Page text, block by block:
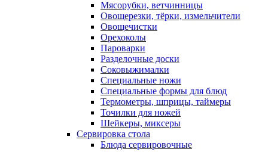
Мясорубки, ветчинницы
Овощерезки, тёрки, измельчители
Овощечистки
Орехоколы
Пароварки
Разделочные доски
Соковыжималки
Специальные ножи
Специальные формы для блюд
Термометры, шприцы, таймеры
Точилки для ножей
Шейкеры, миксеры
Сервировка стола
Блюда сервировочные